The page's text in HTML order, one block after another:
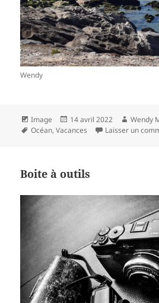
Wendy
Format
Image
Publié
le
14 avril 2022 Auteur
Wendy
Mots-
Océan,Vacances Laisser un
Boite à outils